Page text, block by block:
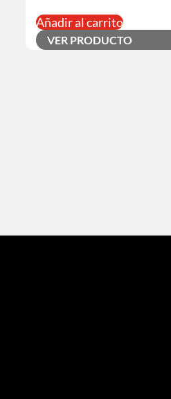
Añadir al carrito
VER PRODUCTO